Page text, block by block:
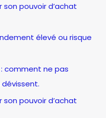
pouvoir d’achat
élevé ou risque
: comment ne pas
pouvoir d’achat